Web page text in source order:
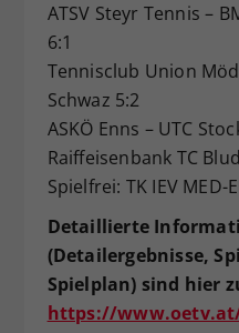
ATSV Steyr Tennis –
6:1
Tennisclub Union
Schwaz 5:2
ASKÖ Enns – UTC
Raiffeisenbank TC
Spielfrei: TK IEV MED-
Detaillierte
(Detailergebnisse,
Spielplan) sind hier
https://